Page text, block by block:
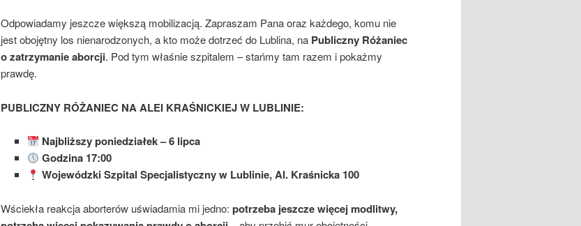
Odpowiadamy jeszcze większą mobilizacją. Zapraszam Pana oraz każdego, komu nie
jest obojętny los nienarodzonych, a kto może dotrzeć do Lublina, na Publiczny Różaniec
o zatrzymanie aborcji. Pod tym właśnie szpitalem – stańmy tam razem i pokażmy
prawdę.
PUBLICZNY RÓŻANIEC NA ALEI KRAŚNICKIEJ W LUBLINIE:
Najbliższy poniedziałek – 6 lipca
Godzina 17:00
Wojewódzki Szpital Specjalistyczny w Lublinie, Al. Kraśnicka 100
Wściekła reakcja aborterów uświadamia mi jedno: potrzeba jeszcze więcej modlitwy,